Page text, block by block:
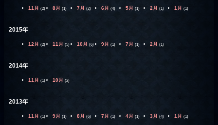
11月 (2) 8月 (1) 7月 (2) 6月 (4) 5月 (1) 2月 (1) 1月 (1)
2015年
12月 (2) 11月 (5) 10月 (6) 9月 (1) 7月 (1) 2月 (1)
2014年
11月 (1) 10月 (2)
2013年
11月 (1) 9月 (1) 8月 (6) 7月 (1) 4月 (1) 3月 (4) 1月 (1)